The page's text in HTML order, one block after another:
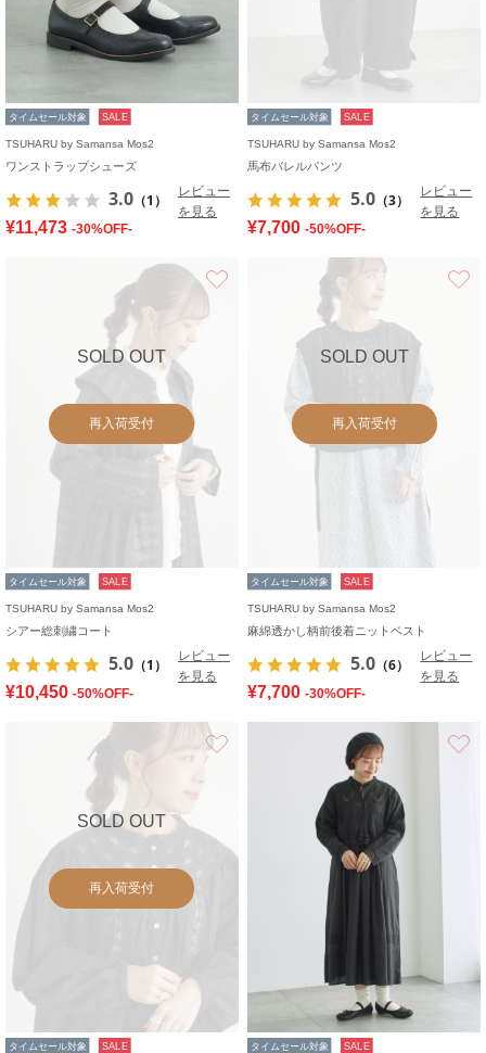
タイムセール対象 SALE
TSUHARU by Samansa Mos2
ワンストラップシューズ
3.0 （1）
レビュー
を見る
¥11,473 -30%OFF-
タイムセール対象 SALE
TSUHARU by Samansa Mos2
馬布バレルパンツ
5.0 （3）
レビュー
を見る
¥7,700 -50%OFF-
SOLD OUT
再入荷受付
タイムセール対象 SALE
TSUHARU by Samansa Mos2
シアー総刺繍コート
5.0 （1）
レビュー
を見る
¥10,450 -50%OFF-
SOLD OUT
再入荷受付
タイムセール対象 SALE
TSUHARU by Samansa Mos2
麻綿透かし柄前後着ニットベスト
5.0 （6）
レビュー
を見る
¥7,700 -30%OFF-
SOLD OUT
再入荷受付
タイムセール対象 SALE タイムセール対象 SALE